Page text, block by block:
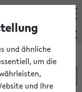
PEVZ
und ähnliche
um die
und Ihre